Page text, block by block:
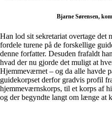
Bjarne Sørensen,
Han lod sit sekretariat overtage det
fordele turene på de forskellige
denne forfatter. Desuden frafaldt
hvad der nu gjorde det muligt at
Hjemmeværnet – og da alle havde
guidekorpset derfor gradvis profil
hjemmeværnskorps, til et korps af
og der begyndte langt om længe at